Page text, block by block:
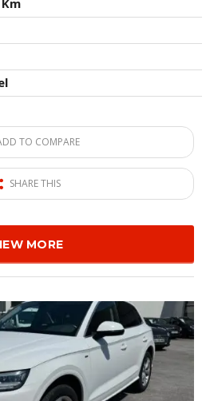
TO COMPARE
SHARE THIS
MORE